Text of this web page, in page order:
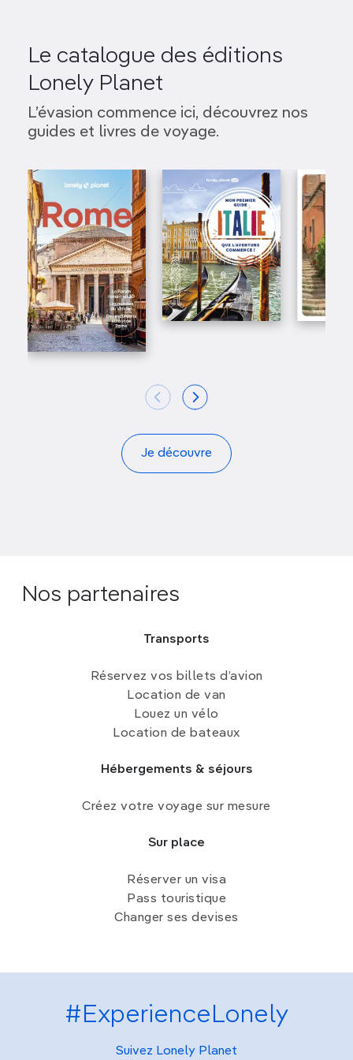
Le catalogue des éditions
Lonely Planet
L’évasion commence ici, découvrez nos
guides et livres de voyage.
Je découvre
Nos partenaires
Transports
Réservez vos billets d’avion
Location de van
Louez un vélo
Location de bateaux
Hébergements & séjours
Créez votre voyage sur mesure
Sur place
Réserver un visa
Pass touristique
Changer ses devises
#ExperienceLonely
Suivez Lonely Planet